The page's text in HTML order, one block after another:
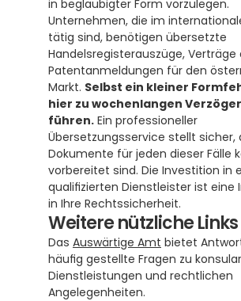
in beglaubigter Form vorzulegen.
Unternehmen, die im
tätig sind, benötigen übersetzte
Handelsregisterauszüge, Verträge
Patentanmeldungen für den
Markt. Selbst ein kleiner
hier zu wochenlangen
führen. Ein professioneller
Übersetzungsservice stellt sicher,
Dokumente für jeden dieser Fälle
vorbereitet sind. Die Investition in
qualifizierten Dienstleister ist eine
in Ihre Rechtssicherheit.
Weitere nützliche Links
Das Auswärtige Amt bietet
häufig gestellte Fragen zu
Dienstleistungen und rechtlichen
Angelegenheiten.